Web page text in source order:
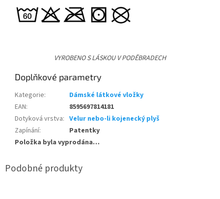
VYROBENO S LÁSKOU V PODĚBRADECH
Doplňkové parametry
Kategorie:
Dámské látkové vložky
EAN:
8595697814181
Dotyková vrstva: Velur nebo-li kojenecký plyš
Zapínání:
Patentky
Položka byla vyprodána…